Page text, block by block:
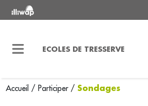
ECOLES DE TRESSERVE
Accueil / Participer/ Sondages